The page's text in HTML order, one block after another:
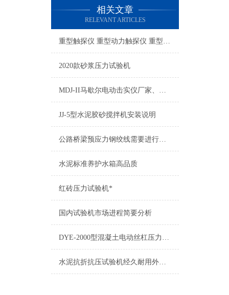
相关文章
RELEVANT ARTICLES
重型触探仪 重型动力触探仪 重型触探仪计算公式
2020款砂浆压力试验机
MDJ-II马歇尔电动击实仪厂家、价格、图片、型号、参数
JJ-5型水泥胶砂搅拌机安装说明
公路桥梁预应力钢绞线需要进行的力学性能试验项目
水泥标准养护水箱高品质
红砖压力试验机*
国内试验机市场进程简要分析
DYE-2000型混凝土电动丝杠压力试验机安装及调试
水泥抗折抗压试验机经久耐用外观新颖大气